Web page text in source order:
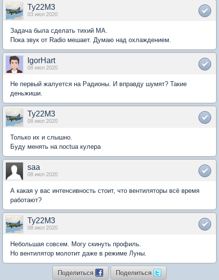
Ty22M3
03 июл 2020
Задача была сделать тихий МА.
Пока звук от Radio мешает. Думаю над охлаждением.
IgorHart
08 июл 2020
Не первый жалуется на Радионы. И вправду шумят? Такие
деньжиши.
Ty22M3
08 июл 2020
Только их и слышно.
Буду менять на noctua кулера
saa
08 июл 2020
А какая у вас интенсивность стоит, что вентиляторы всё время
работают?
Ty22M3
08 июл 2020
Небольшая совсем. Могу скинуть профиль.
Но вентилятор молотит даже в режиме Луны.
Поделиться Поделиться